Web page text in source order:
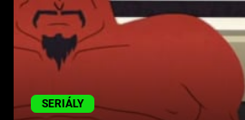
Filmy
Seriály
HrySERIÁLY